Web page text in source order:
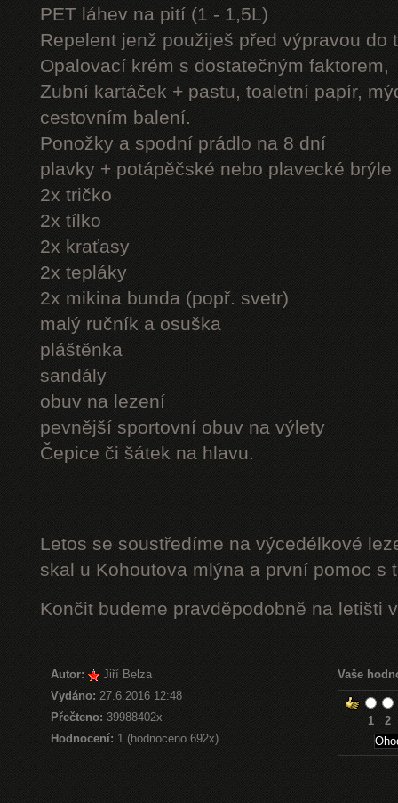
PET láhev na pití (1 - 1,5L)
Repelent jenž použiješ před výpravou do
Opalovací krém s dostatečným faktorem,
Zubní kartáček + pastu, toaletní papír,
cestovním balení.
Ponožky a spodní prádlo na 8 dní
plavky + potápěčské nebo plavecké brýle
2x tričko
2x tílko
2x kraťasy
2x tepláky
2x mikina bunda (popř. svetr)
malý ručník a osuška
pláštěnka
sandály
obuv na lezení
pevnější sportovní obuv na výlety
Čepice či šátek na hlavu.
Letos se soustředíme na výcedélkové
skal u Kohoutova mlýna a první pomoc s
Končit budeme pravděpodobně na letišti
Autor:
Jiří Belza
Vydáno: 27.6.2016 12:48
Přečteno:39988402x
Hodnocení: 1 (hodnoceno 692x)
Vaše
1 2